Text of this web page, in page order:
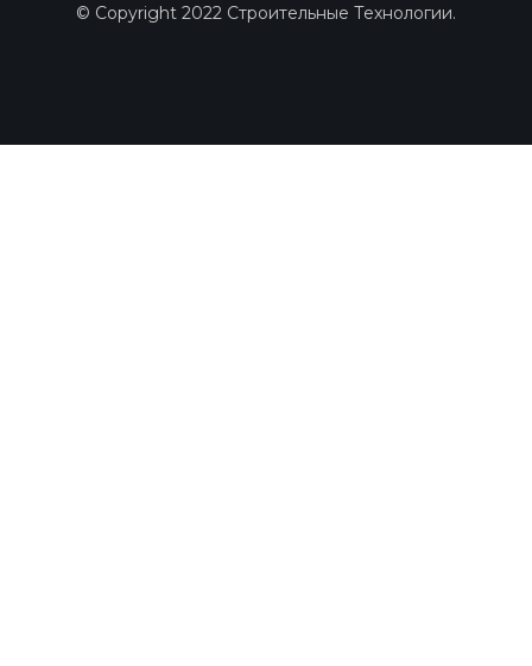
© Copyright 2022 Строительные Технологии.